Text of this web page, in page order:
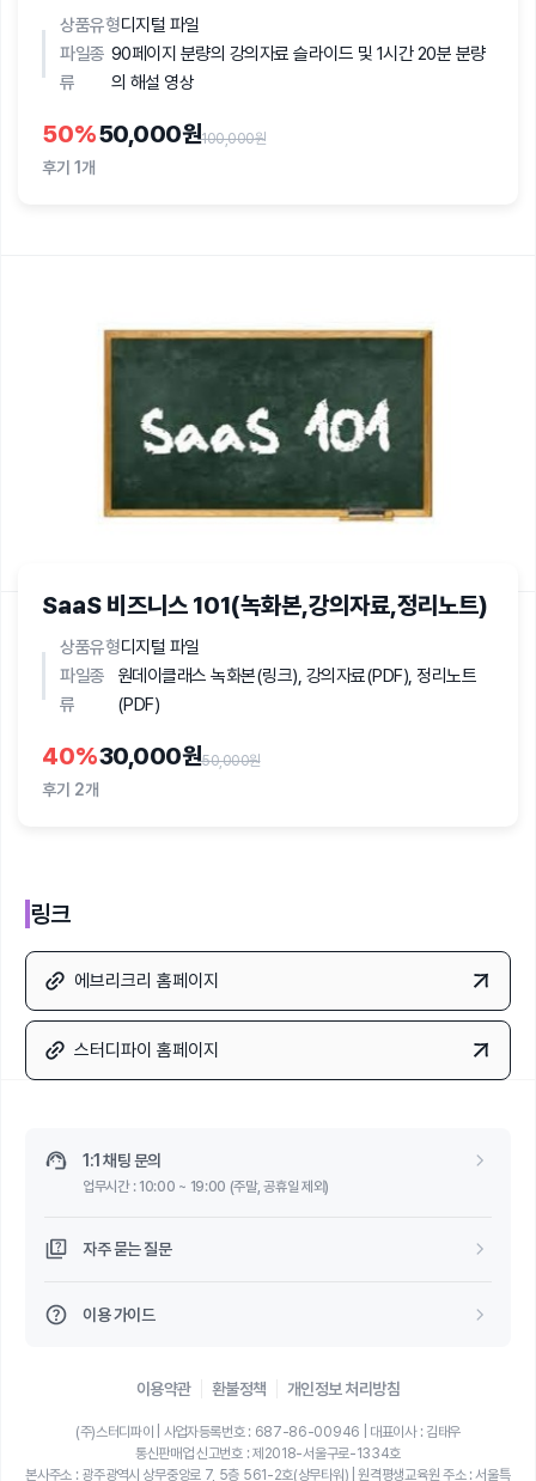
상품유형디지털 파일
파일종
류
90페이지 분량의 강의자료 슬라이드 및 1시간 20분 분량
의 해설 영상
50%50,000원100,000원
후기 1개
SaaS 비즈니스 101(녹화본,강의자료,정리노트)
상품유형디지털 파일
파일종
류
원데이클래스 녹화본(링크), 강의자료(PDF), 정리노트
(PDF)
40%30,000원50,000원
후기 2개
링크
에브리크리 홈페이지
스터디파이 홈페이지
1:1 채팅 문의
업무시간 : 10:00 ~ 19:00 (주말, 공휴일 제외)
자주 묻는 질문
이용 가이드
이용약관 환불정책 개인정보 처리방침
(주)스터디파이 | 사업자등록번호 : 687-86-00946 | 대표이사 : 김태우
통신판매업 신고번호 : 제2018-서울구로-1334호
본사주소 : 광주광역시 상무중앙로 7, 5층 561-2호(상무타워) | 원격평생교육원 주소 : 서울특